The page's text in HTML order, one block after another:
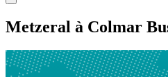
Metzeral à Colmar